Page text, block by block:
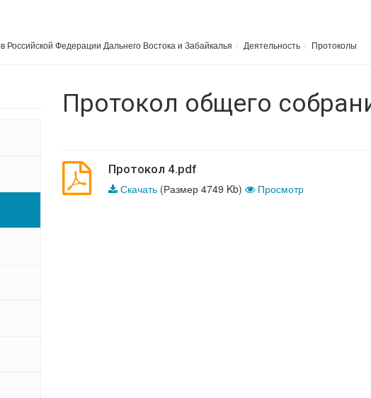
Российской Федерации Дальнего Востока и Забайкалья Деятельность Протоколы
Протокол общего
Протокол 4.pdf
Скачать (Размер 4749 Kb) Просмотр